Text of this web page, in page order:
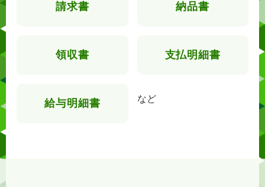
請求書 納品書
領収書 支払明細書
給与明細書 など